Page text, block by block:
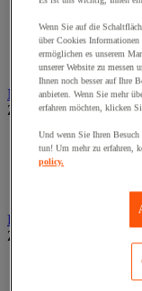
Material zur
Mobiliar und
Notfall und Erste-Hilfe
Zur gesamten
Augendusche
Erste-Hilfe-
Reanimation
Persönliche
Zur gesamten
Wenn Sie auf die
über Cookies
ermöglichen es unserem
unserer Website zu messen
Ihnen noch besser auf Ihre
anbieten. Wenn Sie mehr
erfahren möchten, klicken
Und wenn Sie Ihren Besuch
tun! Um mehr zu erfahren,
policy.